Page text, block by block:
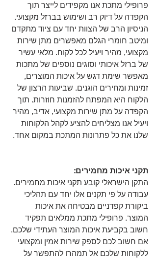
פרופילי מתכת אנו מקפידים לייצר תוך
הקפדה על דיוק רב ושימוש בברזל מקצועי.
הניסיון הרב של הצוות יחד עם ציוד מתקדם
ומיטב חומרי הגלם מאפשרים מתן שירות
מקצועי, מהיר ויעיל לכל לקוח. מלאי עשיר
של ברזל איכותי וסוגים נוספים של מתכות
מאפשר שימת דגש על איכות המוצרים,
זמינות ומחירים הוגנים. שביעות הרצון של
הלקוח היא המפתח להזמנות חוזרות. תוך
הקפדה על מתן שירות מקצועי, אדיב, מהיר
ויעיל אנו מצליחים להציע לקהל הלקוחות
שלנו את כל פתרונות המתכת במקום אחד.
תקני איכות מחמירים:
התקן הישראלי קובע תקני איכות מחמירים.
עבודה על פי תקנים אלו יחד עם תהליכי
ביקורת קפדניים מבטיחה את איכות
המוצר. פרופילי מתכת ממלאים תפקיד
חשוב בקביעת איכות המוצר העתידי שלכם.
אם חשוב לכם לספק שירות אמין ומקצועי
ללקוחות שלכם אל תמהרו להתפשר על